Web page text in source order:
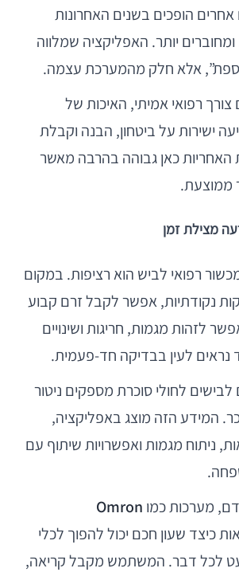
אחרים הופכים בשנים האחרונות
ומחוברים יותר. האפליקציה שמלווה
אלא חלק מהמערכת עצמה.
רפואי אמיתי, האיכות של
ישירות על ביטחון, הבנה וקבלת
האחריות כאן גבוהה בהרבה מאשר
ממוצעת.
מצילת זמן
רפואי לביש הוא רציפות. במקום
נקודתיות, אפשר לקבל זרם קבוע
לזהות מגמות, חריגות ושינויים
נראים לעין בבדיקה חד-פעמית.
לחולי סוכרת מספקים ניטור
המידע הזה מוצג באפליקציה,
ניתוח מגמות ואפשרויות שיתוף עם
מערכות כמו Omron
כיצד שעון חכם יכול להפוך לכלי
לכל דבר. המשתמש מקבל קריאה,